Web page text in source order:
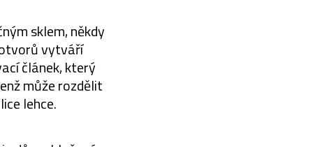
sklem, někdy
vytváří
článek, který
může rozdělit
lehce.